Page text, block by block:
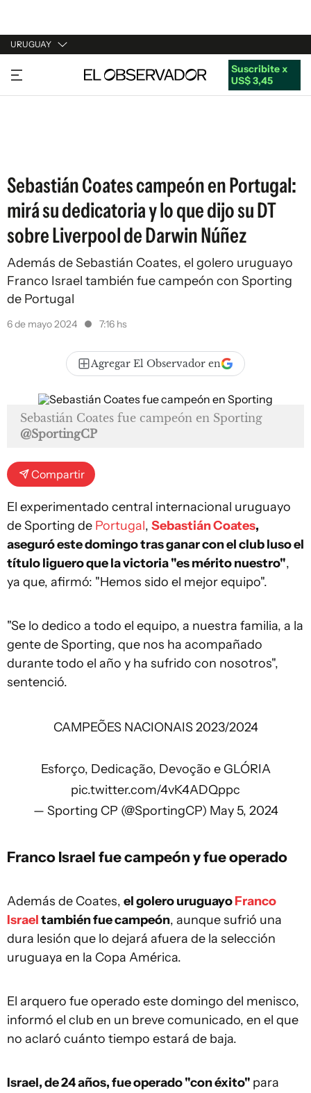
URUGUAY
URUGUAY
ARGENTINA
Suscribite x
US$ 3,45
Sebastián Coates campeón en Portugal:
mirá su dedicatoria y lo que dijo su DT
sobre Liverpool de Darwin Núñez
Además de Sebastián Coates, el golero uruguayo
Franco Israel también fue campeón con Sporting
de Portugal
6 de mayo 2024 7:16 hs
Agregar El Observador en
Sebastián Coates fue campeón en Sporting
@SportingCP
Compartir
El experimentado central internacional uruguayo
de Sporting de Portugal, Sebastián Coates,
aseguró este domingo tras ganar con el club luso el
título liguero que la victoria "es mérito nuestro",
ya que, afirmó: "Hemos sido el mejor equipo".
"Se lo dedico a todo el equipo, a nuestra familia, a la
gente de Sporting, que nos ha acompañado
durante todo el año y ha sufrido con nosotros",
sentenció.
CAMPEÕES NACIONAIS 2023/2024
Esforço, Dedicação, Devoção e GLÓRIA
pic.twitter.com/4vK4ADQppc
— Sporting CP (@SportingCP) May 5, 2024
Franco Israel fue campeón y fue operado
Además de Coates, el golero uruguayoFranco
Israeltambién fue campeón, aunque sufrió una
dura lesión que lo dejará afuera de la selección
uruguaya en la Copa América.
El arquero fue operado este domingo del menisco,
informó el club en un breve comunicado, en el que
no aclaró cuánto tiempo estará de baja.
Israel, de 24 años, fue operado "con éxito" para